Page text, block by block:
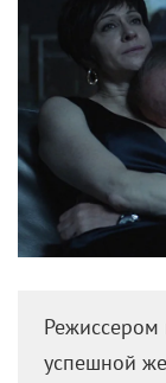
Режиссером
успешной